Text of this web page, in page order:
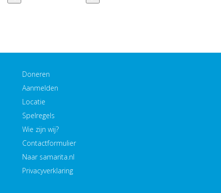
Doneren
Aanmelden
Locatie
Spelregels
Wie zijn wij?
Contactformulier
Naar samarita.nl
Privacyverklaring